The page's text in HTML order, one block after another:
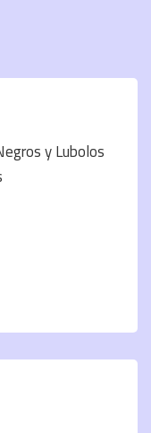
y Lubolos